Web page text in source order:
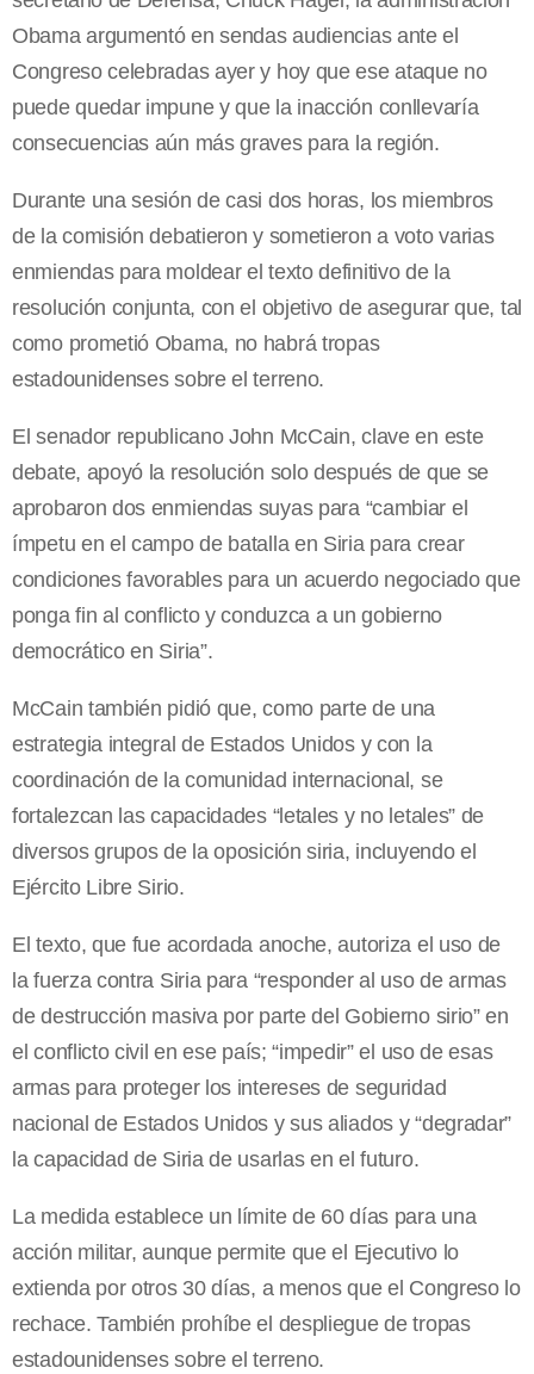
Obama argumentó en sendas audiencias ante el
Congreso celebradas ayer y hoy que ese ataque no
puede quedar impune y que la inacción conllevaría
consecuencias aún más graves para la región.
Durante una sesión de casi dos horas, los miembros
de la comisión debatieron y sometieron a voto varias
enmiendas para moldear el texto definitivo de la
resolución conjunta, con el objetivo de asegurar que, tal
como prometió Obama, no habrá tropas
estadounidenses sobre el terreno.
El senador republicano John McCain, clave en este
debate, apoyó la resolución solo después de que se
aprobaron dos enmiendas suyas para “cambiar el
ímpetu en el campo de batalla en Siria para crear
condiciones favorables para un acuerdo negociado que
ponga fin al conflicto y conduzca a un gobierno
democrático en Siria”.
McCain también pidió que, como parte de una
estrategia integral de Estados Unidos y con la
coordinación de la comunidad internacional, se
fortalezcan las capacidades “letales y no letales” de
diversos grupos de la oposición siria, incluyendo el
Ejército Libre Sirio.
El texto, que fue acordada anoche, autoriza el uso de
la fuerza contra Siria para “responder al uso de armas
de destrucción masiva por parte del Gobierno sirio” en
el conflicto civil en ese país; “impedir” el uso de esas
armas para proteger los intereses de seguridad
nacional de Estados Unidos y sus aliados y “degradar”
la capacidad de Siria de usarlas en el futuro.
La medida establece un límite de 60 días para una
acción militar, aunque permite que el Ejecutivo lo
extienda por otros 30 días, a menos que el Congreso lo
rechace. También prohíbe el despliegue de tropas
estadounidenses sobre el terreno.